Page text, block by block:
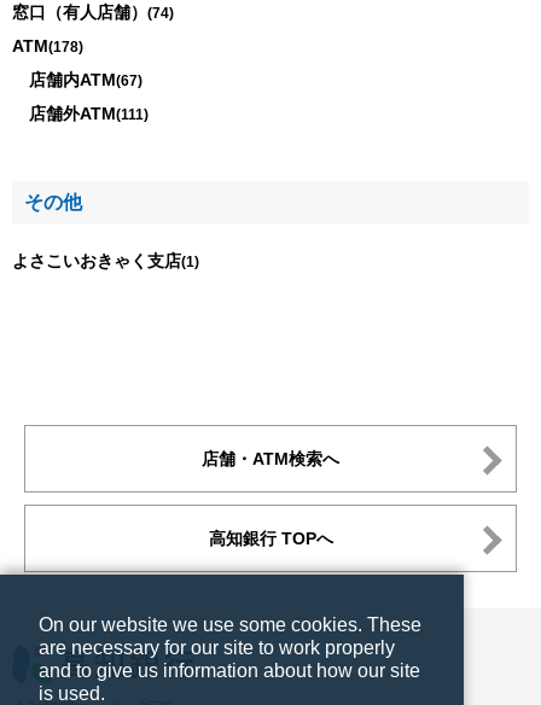
窓口（有人店舗） (74)
ATM(178)
店舗内ATM(67)
店舗外ATM(111)
その他
よさこいおきゃく支店(1)
店舗・ATM検索へ
高知銀行 TOPへ
On our website we use some cookies. These
are necessary for our site to work properly
and to give us information about how our site
is used.